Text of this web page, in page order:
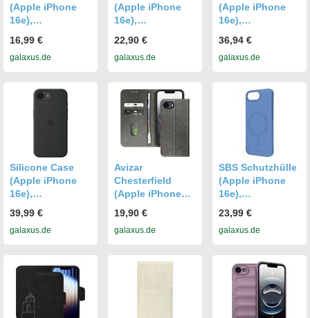
(Apple iPhone
16e),
Hülle, Schwarz
16,99 €
galaxus.de
(Apple iPhone
16e),
Hülle,
Transparent
22,90 €
galaxus.de
(Apple iPhone
16e),
Hülle, Schwarz
36,94 €
galaxus.de
Silicone Case
(Apple iPhone
16e),
Hülle, Schwarz
39,99 €
galaxus.de
Avizar
Chesterfield
(Apple iPhone
Smartphone
Hülle, Grau
19,90 €
galaxus.de
SBS Schutzhülle
(Apple iPhone
16e),
Hülle, Blau
23,99 €
galaxus.de